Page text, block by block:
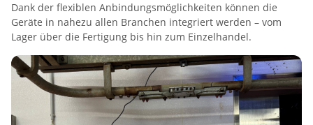
Dank der flexiblen Anbindungsmöglichkeiten können die
Geräte in nahezu allen Branchen integriert werden – vom
Lager über die Fertigung bis hin zum Einzelhandel.